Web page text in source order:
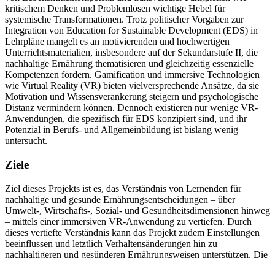
kritischem Denken und Problemlösen wichtige Hebel für
systemische Transformationen. Trotz politischer Vorgaben zur
Integration von Education for Sustainable Development (EDS) in
Lehrpläne mangelt es an motivierenden und hochwertigen
Unterrichtsmaterialien, insbesondere auf der Sekundarstufe II, die
nachhaltige Ernährung thematisieren und gleichzeitig essenzielle
Kompetenzen fördern. Gamification und immersive Technologien
wie Virtual Reality (VR) bieten vielversprechende Ansätze, da sie
Motivation und Wissensverankerung steigern und psychologische
Distanz vermindern können. Dennoch existieren nur wenige VR-
Anwendungen, die spezifisch für EDS konzipiert sind, und ihr
Potenzial in Berufs- und Allgemeinbildung ist bislang wenig
untersucht.
Ziele
Ziel dieses Projekts ist es, das Verständnis von Lernenden für
nachhaltige und gesunde Ernährungsentscheidungen – über
Umwelt-, Wirtschafts-, Sozial- und Gesundheitsdimensionen hinweg
– mittels einer immersiven VR-Anwendung zu vertiefen. Durch
dieses vertiefte Verständnis kann das Projekt zudem Einstellungen
beeinflussen und letztlich Verhaltensänderungen hin zu
nachhaltigeren und gesünderen Ernährungsweisen unterstützen. Die